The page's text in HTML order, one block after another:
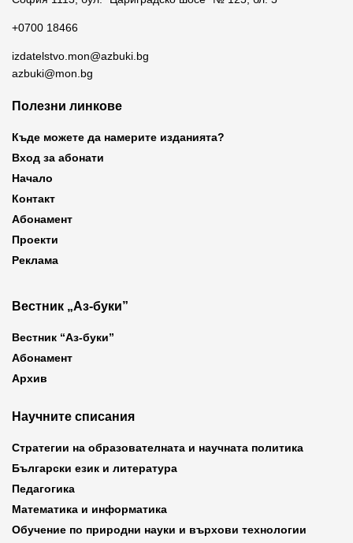
+0700 18466
izdatelstvo.mon@azbuki.bg
azbuki@mon.bg
Полезни линкове
Къде можете да намерите изданията?
Вход за абонати
Начало
Контакт
Абонамент
Проекти
Реклама
Вестник „Аз-буки”
Вестник “Аз-буки”
Абонамент
Архив
Научните списания
Стратегии на образователната и научната политика
Български език и литература
Педагогика
Математика и информатика
Обучение по природни науки и върхови технологии